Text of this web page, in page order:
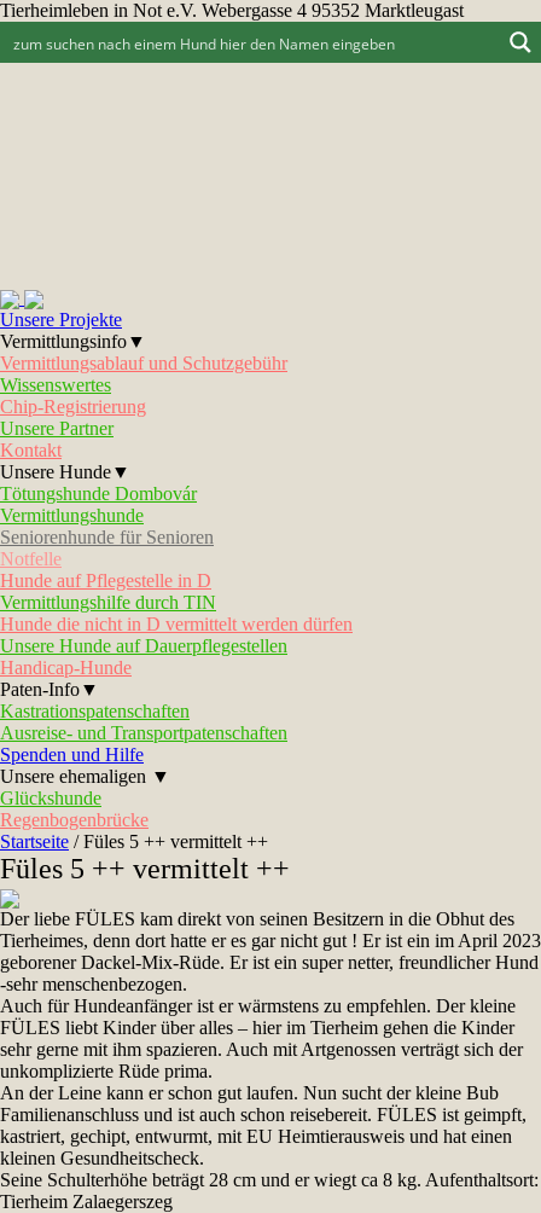
Tierheimleben in Not e.V. Webergasse 4 95352 Marktleugast
Unsere Projekte
Vermittlungsinfo▼
Vermittlungsablauf und Schutzgebühr
Wissenswertes
Chip-Registrierung
Unsere Partner
Kontakt
Unsere Hunde▼
Tötungshunde Dombovár
Vermittlungshunde
Seniorenhunde für Senioren
Notfelle
Hunde auf Pflegestelle in D
Vermittlungshilfe durch TIN
Hunde die nicht in D vermittelt werden dürfen
Unsere Hunde auf Dauerpflegestellen
Handicap-Hunde
Paten-Info▼
Kastrationspatenschaften
Ausreise- und Transportpatenschaften
Spenden und Hilfe
Unsere ehemaligen ▼
Glückshunde
Regenbogenbrücke
Startseite /Füles 5 ++ vermittelt ++
Füles 5 ++ vermittelt ++
Der liebe FÜLES kam direkt von seinen Besitzern in die Obhut des
Tierheimes, denn dort hatte er es gar nicht gut ! Er ist ein im April 2023
geborener Dackel-Mix-Rüde. Er ist ein super netter, freundlicher Hund
-sehr menschenbezogen.
Auch für Hundeanfänger ist er wärmstens zu empfehlen. Der kleine
FÜLES liebt Kinder über alles – hier im Tierheim gehen die Kinder
sehr gerne mit ihm spazieren. Auch mit Artgenossen verträgt sich der
unkomplizierte Rüde prima.
An der Leine kann er schon gut laufen. Nun sucht der kleine Bub
Familienanschluss und ist auch schon reisebereit. FÜLES ist geimpft,
kastriert, gechipt, entwurmt, mit EU Heimtierausweis und hat einen
kleinen Gesundheitscheck.
Seine Schulterhöhe beträgt 28 cm und er wiegt ca 8 kg. Aufenthaltsort:
Tierheim Zalaegerszeg